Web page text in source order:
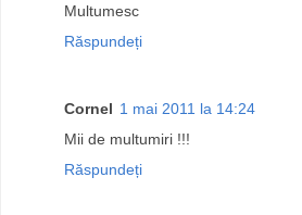
Multumesc
Răspundeți
Cornel 1 mai 2011 la 14:24
Mii de multumiri !!!
Răspundeți